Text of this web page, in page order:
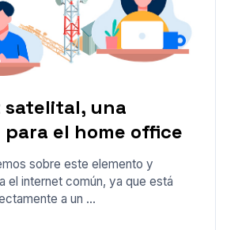
una
el home office
sobre este elemento y
el internet común, ya que está
a un ...